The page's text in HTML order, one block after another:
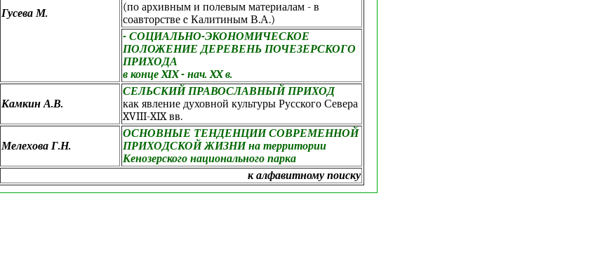
Гусева М.
(по архивным и полевым материалам - в
соавторстве c Калитиным В.А.)
- СОЦИАЛЬНО-ЭКОНОМИЧЕСКОЕ
ПОЛОЖЕНИЕ ДЕРЕВЕНЬ ПОЧЕЗЕРСКОГО
ПРИХОДА
в конце XIX - нач. XX в.
Камкин А.В.
СЕЛЬСКИЙ ПРАВОСЛАВНЫЙ ПРИХОД
как явление духовной культуры Русского Севера
XVIII-XIX вв.
Мелехова Г.Н.
ОСНОВНЫЕ ТЕНДЕНЦИИ СОВРЕМЕННОЙ
ПРИХОДСКОЙ ЖИЗНИ на территории
Кенозерского национального парка
к алфавитному поиску